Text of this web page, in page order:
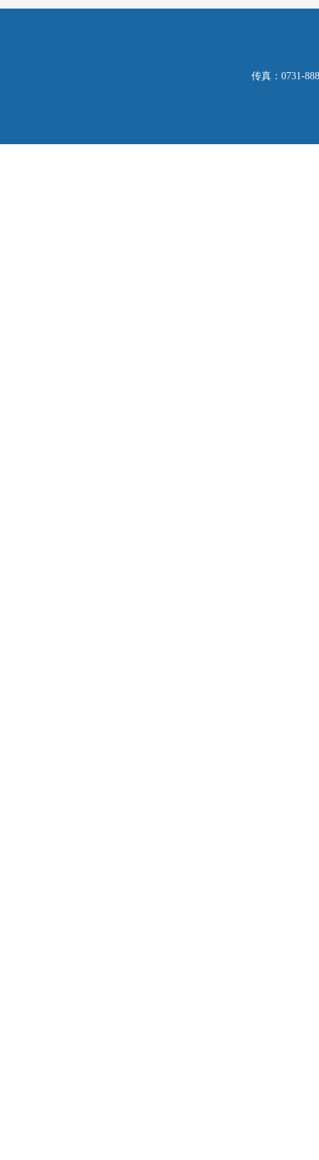
传真：0731-